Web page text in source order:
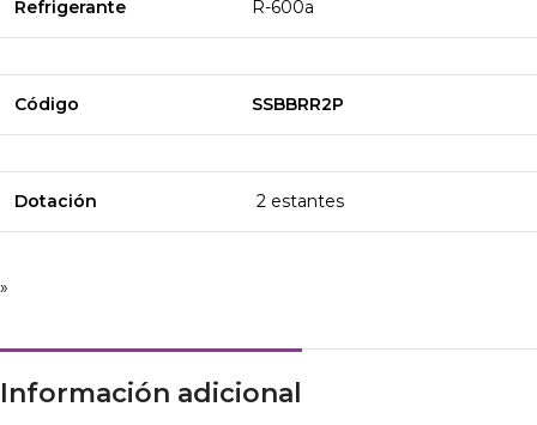
Refrigerante R-600a
Código SSBBRR2P
Dotación 2 estantes
»
Información adicional